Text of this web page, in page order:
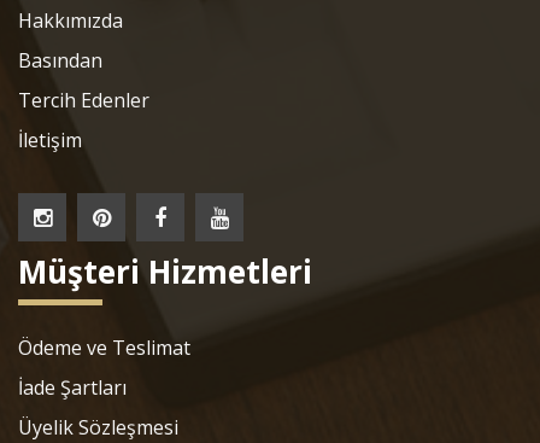
Hakkımızda
Basından
Tercih Edenler
İletişim
Müşteri Hizmetleri
Ödeme ve Teslimat
İade Şartları
Üyelik Sözleşmesi